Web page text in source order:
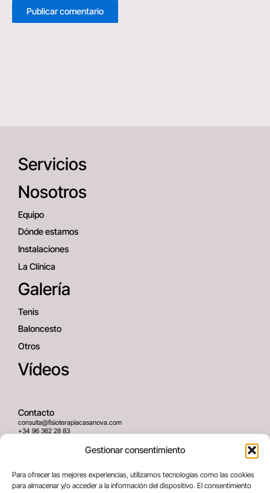
Gestionar consentimiento
Para ofrecer las mejores experiencias, utilizamos tecnologías como las cookies
para almacenar y/o acceder a la información del dispositivo. El consentimiento
Servicios
Nosotros
Equipo
Dónde estamos
Instalaciones
La Clínica
Galería
Tenis
Baloncesto
Otros
Vídeos
Contacto
consulta@fisioterapiacasanova.com
+34 96 362 28 83
Dirección
C/ Greses Nº12 (Bajo) 46020
Valencia, España